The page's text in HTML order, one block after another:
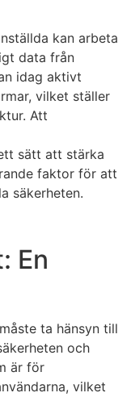
kan arbeta
data från
idag aktivt
vilket ställer
Att
sätt att stärka
faktor för att
säkerheten.
En
ta hänsyn till
och
är för
vilket